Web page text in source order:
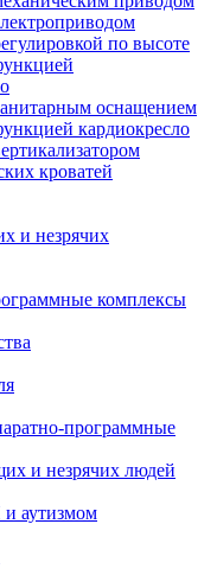
по высоте
оснащением
кардиокресло
кроватей
и незрячих
комплексы
программные
и незрячих людей
аутизмом